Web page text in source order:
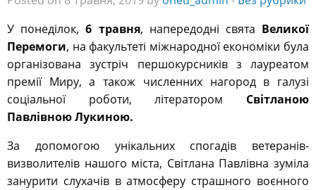
У понеділок,6 травня, напередодні свята Великої
Перемоги, на факультеті міжнародної економіки була
організована зустріч першокурсників з лауреатом
премії Миру, а також численних нагород в галузі
соціальної роботи, літератором Світланою
Павлівною Лукиною.
За допомогою унікальних спогадів ветеранів-
визволителів нашого міста, Світлана Павлівна зуміла
занурити слухачів в атмосферу страшного воєнного